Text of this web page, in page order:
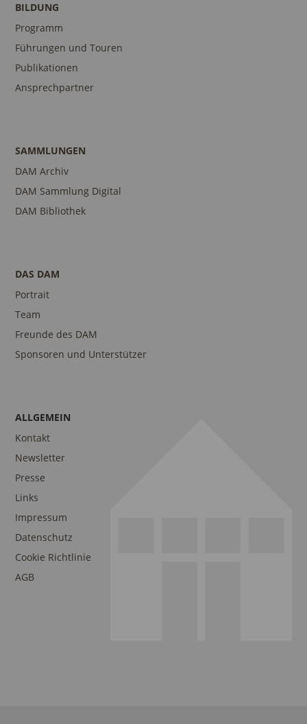
BILDUNG
Programm
Führungen und Touren
Publikationen
Ansprechpartner
SAMMLUNGEN
DAM Archiv
DAM Sammlung Digital
DAM Bibliothek
DAS DAM
Portrait
Team
Freunde des DAM
Sponsoren und Unterstützer
ALLGEMEIN
Kontakt
Newsletter
Presse
Links
Impressum
Datenschutz
Cookie Richtlinie
AGB